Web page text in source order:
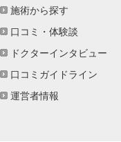
施術から探す
口コミ・体験談
ドクターインタビュー
口コミガイドライン
運営者情報